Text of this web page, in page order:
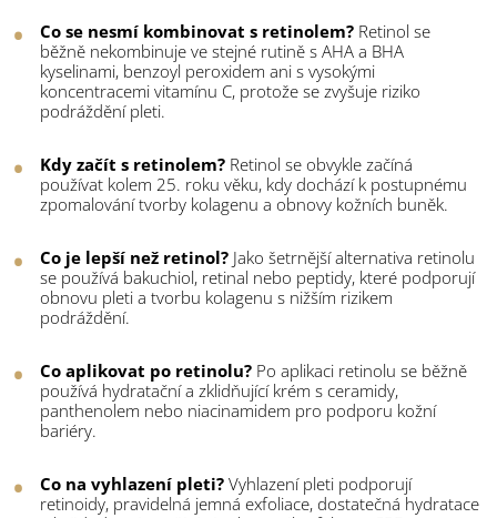
Co se nesmí kombinovat s retinolem? Retinol se
běžně nekombinuje ve stejné rutině s AHA a BHA
kyselinami, benzoyl peroxidem ani s vysokými
koncentracemi vitamínu C, protože se zvyšuje riziko
podráždění pleti.
Kdy začít s retinolem? Retinol se obvykle začíná
používat kolem 25. roku věku, kdy dochází k postupnému
zpomalování tvorby kolagenu a obnovy kožních buněk.
Co je lepší než retinol? Jako šetrnější alternativa retinolu
se používá bakuchiol, retinal nebo peptidy, které podporují
obnovu pleti a tvorbu kolagenu s nižším rizikem
podráždění.
Co aplikovat po retinolu? Po aplikaci retinolu se běžně
používá hydratační a zklidňující krém s ceramidy,
panthenolem nebo niacinamidem pro podporu kožní
bariéry.
Co na vyhlazení pleti? Vyhlazení pleti podporují
retinoidy, pravidelná jemná exfoliace, dostatečná hydratace